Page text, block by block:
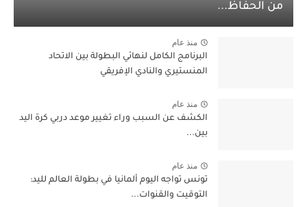
من الحفاظ...
منذ عام
البرنامج الكامل لنهائي البطولة بين الاتحاد
المنستيري والنادي الإفريقي
منذ عام
الكشف عن السبب وراء تغيير موعد دربي كرة اليد
بين...
منذ عام
تونس تواجه اليوم ألمانيا في بطولة العالم لليد:
التوقيت والقنوات...